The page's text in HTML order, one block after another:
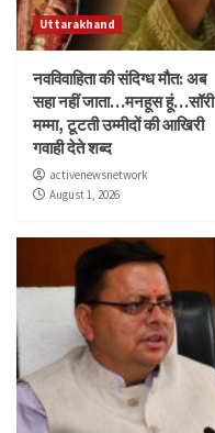
Uttarakhand
नवविवाहिता की संदिग्ध मौत: अब
सहा नहीं जाता…मनहूस हूं…सॉरी
मम्मा, टूटती उम्मीदों की आखिरी
गवाही देते शब्द
activenewsnetwork
August 1, 2026